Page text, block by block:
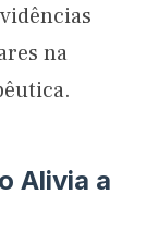
na
Alivia a